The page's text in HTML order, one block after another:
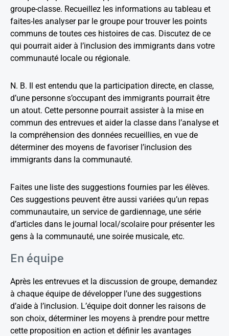
groupe-classe. Recueillez les informations au tableau et
faites-les analyser par le groupe pour trouver les points
communs de toutes ces histoires de cas. Discutez de ce
qui pourrait aider à l’inclusion des immigrants dans votre
communauté locale ou régionale.
N. B. Il est entendu que la participation directe, en classe,
d’une personne s’occupant des immigrants pourrait être
un atout. Cette personne pourrait assister à la mise en
commun des entrevues et aider la classe dans l’analyse et
la compréhension des données recueillies, en vue de
déterminer des moyens de favoriser l’inclusion des
immigrants dans la communauté.
Faites une liste des suggestions fournies par les élèves.
Ces suggestions peuvent être aussi variées qu’un repas
communautaire, un service de gardiennage, une série
d’articles dans le journal local/scolaire pour présenter les
gens à la communauté, une soirée musicale, etc.
En équipe
Après les entrevues et la discussion de groupe, demandez
à chaque équipe de développer l’une des suggestions
d’aide à l’inclusion. L’équipe doit donner les raisons de
son choix, déterminer les moyens à prendre pour mettre
cette proposition en action et définir les avantages